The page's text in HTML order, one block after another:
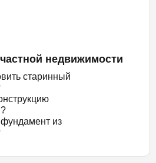
недвижимости
старинный
из